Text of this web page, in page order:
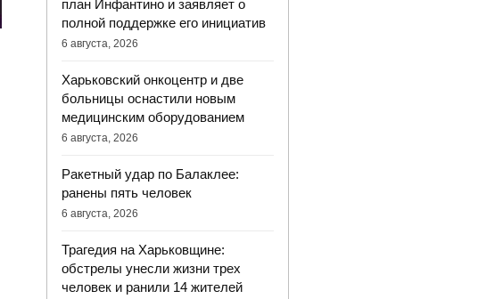
план Инфантино и заявляет о
полной поддержке его инициатив
6 августа, 2026
Харьковский онкоцентр и две
больницы оснастили новым
медицинским оборудованием
6 августа, 2026
Ракетный удар по Балаклее:
ранены пять человек
6 августа, 2026
Трагедия на Харьковщине:
обстрелы унесли жизни трех
человек и ранили 14 жителей